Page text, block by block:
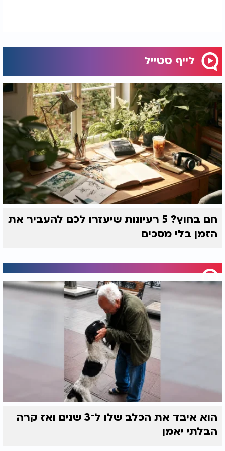
לייף סטייל
חם בחוץ? 5 רעיונות שיעזרו לכם להעביר את
הזמן בלי מסכים
הוא איבד את הכלב שלו ל־3 שנים ואז קרה
הבלתי יאמן